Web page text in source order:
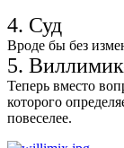
4. Суд
Вроде бы без
5.
Теперь вместо
которого
повеселее.